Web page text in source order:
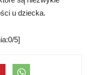
u dziecka.
5]